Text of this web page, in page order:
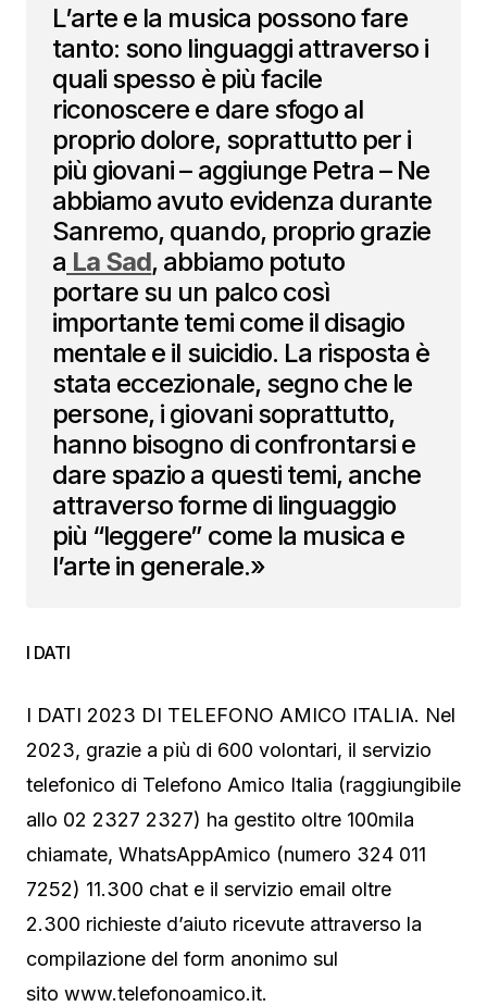
L’arte e la musica possono fare
tanto: sono linguaggi attraverso i
quali spesso è più facile
riconoscere e dare sfogo al
proprio dolore, soprattutto per i
più giovani – aggiunge Petra – Ne
abbiamo avuto evidenza durante
Sanremo, quando, proprio grazie
a La Sad, abbiamo potuto
portare su un palco così
importante temi come il disagio
mentale e il suicidio. La risposta è
stata eccezionale, segno che le
persone, i giovani soprattutto,
hanno bisogno di confrontarsi e
dare spazio a questi temi, anche
attraverso forme di linguaggio
più “leggere” come la musica e
l’arte in generale.»
I DATI
I DATI 2023 DI TELEFONO AMICO ITALIA. Nel
2023, grazie a più di 600 volontari, il servizio
telefonico di Telefono Amico Italia (raggiungibile
allo 02 2327 2327) ha gestito oltre 100mila
chiamate, WhatsAppAmico (numero 324 011
7252) 11.300 chat e il servizio email oltre
2.300 richieste d’aiuto ricevute attraverso la
compilazione del form anonimo sul
sito www.telefonoamico.it.